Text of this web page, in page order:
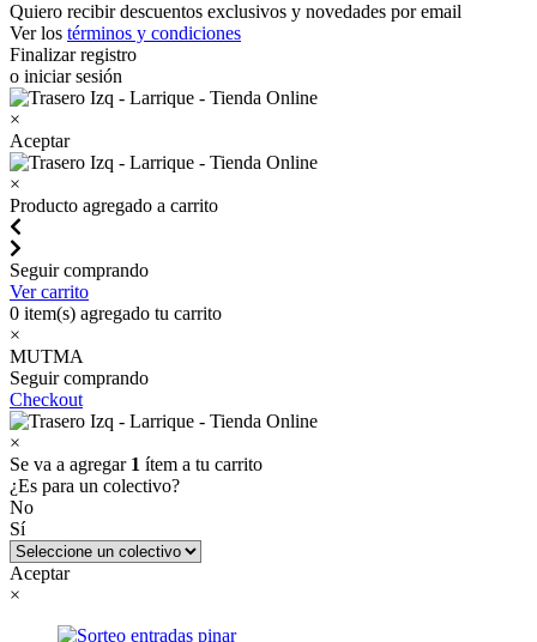
Quiero recibir descuentos exclusivos y novedades por email
Ver los términos y condiciones
Finalizar registro
o iniciar sesión
×
Aceptar
×
Producto agregado a carrito
Seguir comprando
Ver carrito
0 item(s) agregado tu carrito
×
MUTMA
Seguir comprando
Checkout
×
Se va a agregar 1 ítem a tu carrito
¿Es para un colectivo?
No
Sí
Aceptar
×